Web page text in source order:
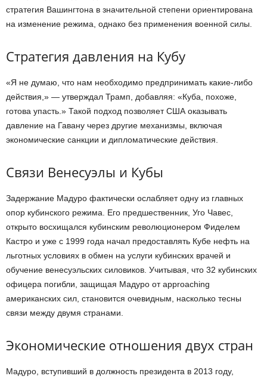
стратегия Вашингтона в значительной степени ориентирована
на изменение режима, однако без применения военной силы.
Стратегия давления на Кубу
«Я не думаю, что нам необходимо предпринимать какие-либо
действия,» — утверждал Трамп, добавляя: «Куба, похоже,
готова упасть.» Такой подход позволяет США оказывать
давление на Гавану через другие механизмы, включая
экономические санкции и дипломатические действия.
Связи Венесуэлы и Кубы
Задержание Мадуро фактически ослабляет одну из главных
опор кубинского режима. Его предшественник, Уго Чавес,
открыто восхищался кубинским революционером Фиделем
Кастро и уже с 1999 года начал предоставлять Кубе нефть на
льготных условиях в обмен на услуги кубинских врачей и
обучение венесуэльских силовиков. Учитывая, что 32 кубинских
офицера погибли, защищая Мадуро от approaching
американских сил, становится очевидным, насколько тесны
связи между двумя странами.
Экономические отношения двух стран
Мадуро, вступивший в должность президента в 2013 году,